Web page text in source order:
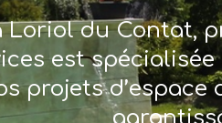
du Contat,
est
projets d’espace